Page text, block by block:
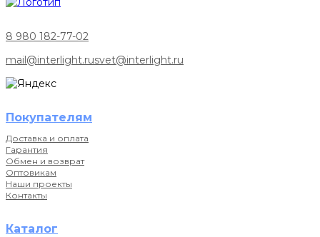
8 980 182-77-02
mail@interlight.rusvet@interlight.ru
Покупателям
Доставка и оплата
Гарантия
Обмен и возврат
Оптовикам
Наши проекты
Контакты
Каталог